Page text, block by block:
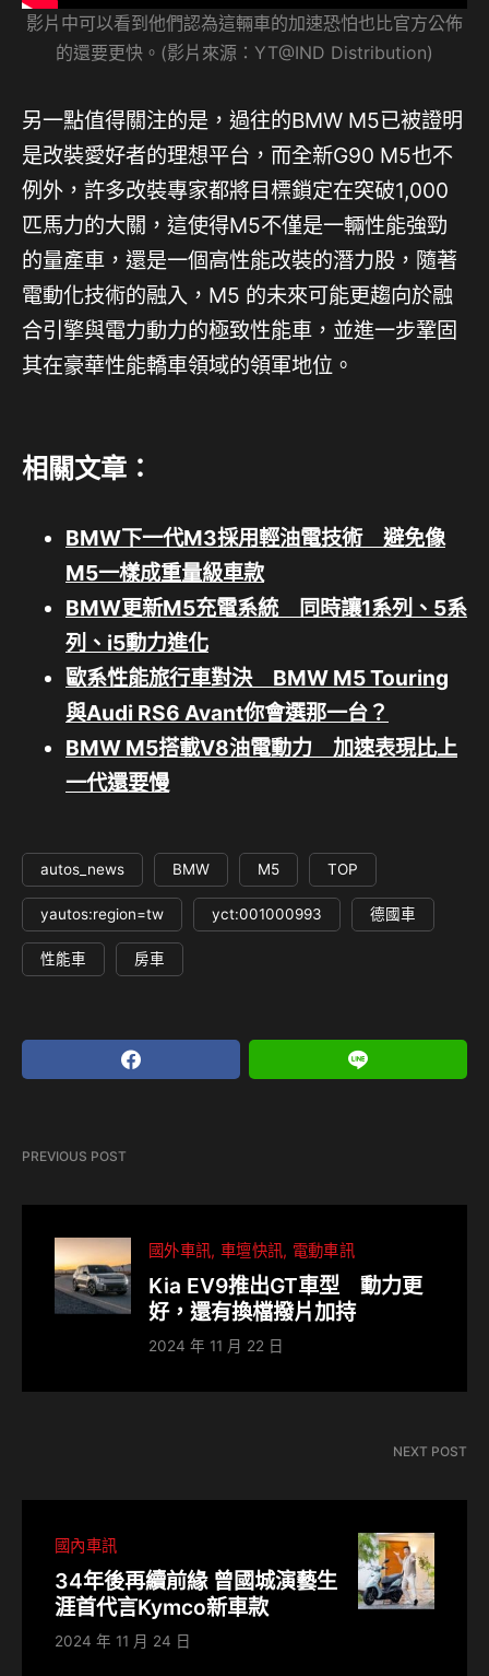
影片中可以看到他們認為這輛車的加速恐怕也比官方公佈
的還要更快。(影片來源：YT@IND Distribution)
另一點值得關注的是，過往的BMW M5已被證明
是改裝愛好者的理想平台，而全新G90 M5也不
例外，許多改裝專家都將目標鎖定在突破1,000
匹馬力的大關，這使得M5不僅是一輛性能強勁
的量產車，還是一個高性能改裝的潛力股，隨著
電動化技術的融入，M5 的未來可能更趨向於融
合引擎與電力動力的極致性能車，並進一步鞏固
其在豪華性能轎車領域的領軍地位。
相關文章：
BMW下一代M3採用輕油電技術 避免像
M5一樣成重量級車款
BMW更新M5充電系統 同時讓1系列、5系
列、i5動力進化
歐系性能旅行車對決 BMW M5 Touring
與Audi RS6 Avant你會選那一台？
BMW M5搭載V8油電動力 加速表現比上
一代還要慢
autos_news BMW M5 TOP
yautos:region=tw yct:001000993 德國車
性能車 房車
PREVIOUS POST
國外車訊 車壇快訊 電動車訊
Kia EV9推出GT車型 動力更
好，還有換檔撥片加持
2024 年 11 月 22 日
NEXT POST
國內車訊
34年後再續前緣 曾國城演藝生
涯首代言Kymco新車款
2024 年 11 月 24 日